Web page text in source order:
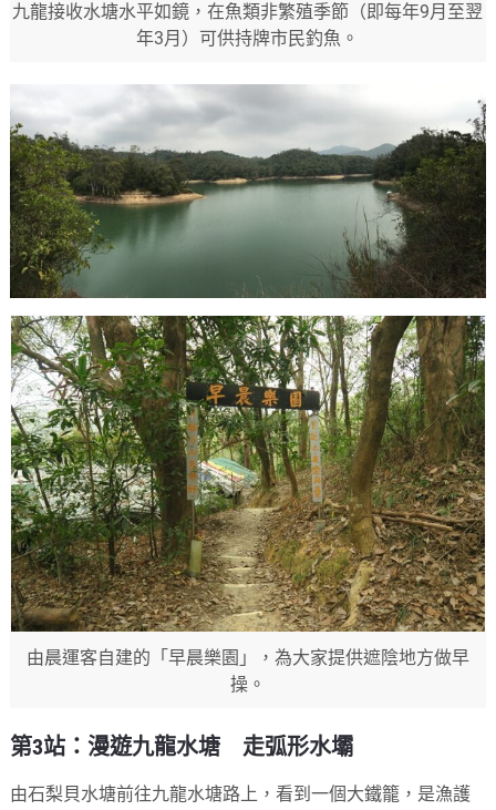
九龍接收水塘水平如鏡，在魚類非繁殖季節（即每年9月至翌
年3月）可供持牌市民釣魚。
由晨運客自建的「早晨樂園」，為大家提供遮陰地方做早
操。
第3站：漫遊九龍水塘 走弧形水壩
由石梨貝水塘前往九龍水塘路上，看到一個大鐵籠，是漁護